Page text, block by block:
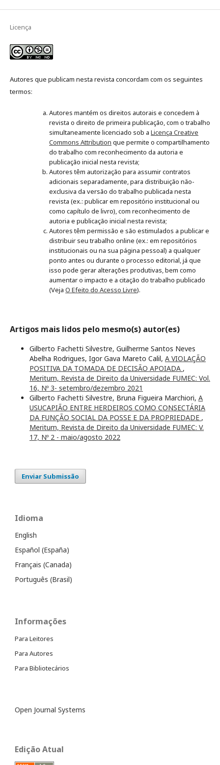
Licença
Autores que publicam nesta revista concordam com os seguintes
termos:
Autores mantém os direitos autorais e concedem à
revista o direito de primeira publicação, com o trabalho
simultaneamente licenciado sob a Licença Creative
Commons Attribution que permite o compartilhamento
do trabalho com reconhecimento da autoria e
publicação inicial nesta revista;
Autores têm autorização para assumir contratos
adicionais separadamente, para distribuição não-
exclusiva da versão do trabalho publicada nesta
revista (ex.: publicar em repositório institucional ou
como capítulo de livro), com reconhecimento de
autoria e publicação inicial nesta revista;
Autores têm permissão e são estimulados a publicar e
distribuir seu trabalho online (ex.: em repositórios
institucionais ou na sua página pessoal) a qualquer
ponto antes ou durante o processo editorial, já que
isso pode gerar alterações produtivas, bem como
aumentar o impacto e a citação do trabalho publicado
(Veja O Efeito do Acesso Livre).
Artigos mais lidos pelo mesmo(s) autor(es)
Gilberto Fachetti Silvestre, Guilherme Santos Neves
Abelha Rodrigues, Igor Gava Mareto Calil, A VIOLAÇÃO
POSITIVA DA TOMADA DE DECISÃO APOIADA ,
Meritum, Revista de Direito da Universidade FUMEC: Vol.
16, Nº 3- setembro/dezembro 2021
Gilberto Fachetti Silvestre, Bruna Figueira Marchiori, A
USUCAPIÃO ENTRE HERDEIROS COMO CONSECTÁRIA
DA FUNÇÃO SOCIAL DA POSSE E DA PROPRIEDADE ,
Meritum, Revista de Direito da Universidade FUMEC: V.
17, Nº 2 - maio/agosto 2022
Enviar Submissão
Idioma
English
Español (España)
Français (Canada)
Português (Brasil)
Informações
Para Leitores
Para Autores
Para Bibliotecários
Open Journal Systems
Edição Atual